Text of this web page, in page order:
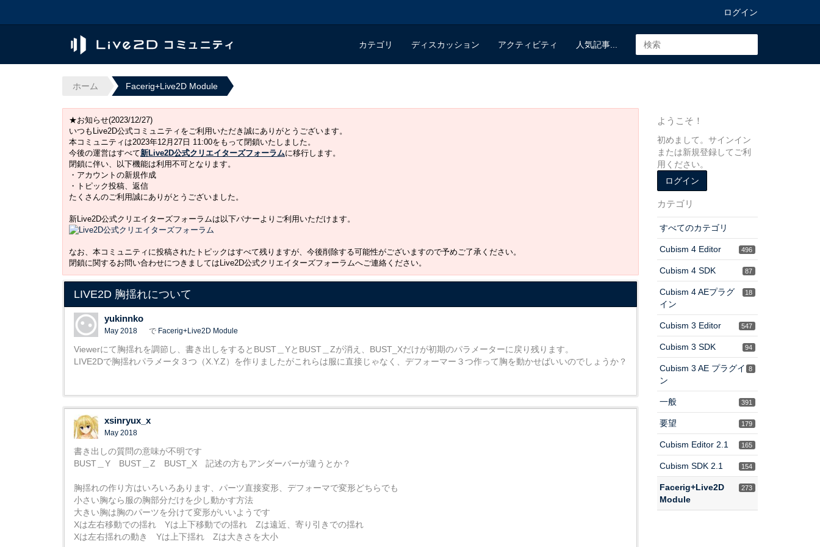
ログイン
カテゴリ ディスカッション アクティビティ 人気記事...
ホーム Facerig+Live2D Module
★お知らせ(2023/12/27)
いつもLive2D公式コミュニティをご利用いただき誠にありがとうございます。
本コミュニティは2023年12月27日 11:00をもって閉鎖いたしました。
今後の運営はすべて新Live2D公式クリエイターズフォーラムに移行します。
閉鎖に伴い、以下機能は利用不可となります。
・アカウントの新規作成
・トピック投稿、返信
たくさんのご利用誠にありがとうございました。
新Live2D公式クリエイターズフォーラムは以下バナーよりご利用いただけます。
なお、本コミュニティに投稿されたトピックはすべて残りますが、今後削除する可能性がございますので予めご了承ください。
閉鎖に関するお問い合わせにつきましてはLive2D公式クリエイターズフォーラムへご連絡ください。
LIVE2D 胸揺れについて
yukinnko
May 2018 で Facerig+Live2D Module
Viewerにて胸揺れを調節し、書き出しをするとBUST＿YとBUST＿Zが消え、BUST_Xだけが初期のパラメーターに戻り残ります。
LIVE2Dで胸揺れパラメータ３つ（X.Y.Z）を作りましたがこれらは服に直接じゃなく、デフォーマー３つ作って胸を動かせばいいのでしょうか？
xsinryux_x
May 2018
書き出しの質問の意味が不明です
BUST＿Y BUST＿Z BUST_X 記述の方もアンダーバーが違うとか？
胸揺れの作り方はいろいろあります、パーツ直接変形、デフォーマで変形どちらでも
小さい胸なら服の胸部分だけを少し動かす方法
大きい胸は胸のパーツを分けて変形がいいようです
Xは左右移動での揺れ Yは上下移動での揺れ Zは遠近、寄り引きでの揺れ
Xは左右揺れの動き Yは上下揺れ Zは大きさを大小
ようこそ！
初めまして。サインイン
または新規登録してご利
用ください。
ログイン
カテゴリ
すべてのカテゴリ
496
Cubism 4 Editor
87
Cubism 4 SDK
18
Cubism 4 AEプラグ
イン
547
Cubism 3 Editor
94
Cubism 3 SDK
8
Cubism 3 AE プラグイ
ン
391
一般
179
要望
165
Cubism Editor 2.1
154
Cubism SDK 2.1
273
Facerig+Live2D
Module